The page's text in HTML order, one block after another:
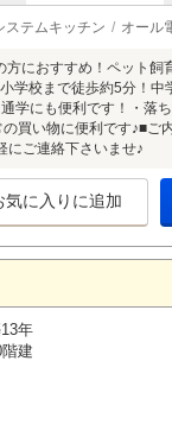
ステムキッチン オール
におすすめ！ペット飼
学校まで徒歩約5分！中
学にも便利です！・落
買い物に便利です♪■
にご連絡下さいませ♪
気に入りに追加
年
階建